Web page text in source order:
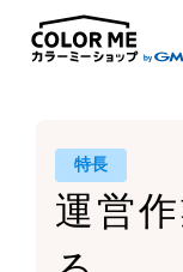
特長
運営